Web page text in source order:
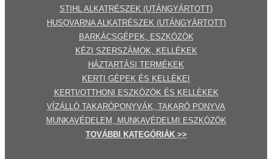
STIHL ALKATRÉSZEK (UTÁNGYÁRTOTT)
HUSQVARNA ALKATRÉSZEK (UTÁNGYÁRTOTT)
BARKÁCSGÉP EK
ESZKÖZÖK
KÉZI SZERSZÁMOK, KELLÉKEK
HÁZTARTÁSI TERMÉKEK
KERTI GÉPE K ÉS KELLÉKEI
KERTI/OTTHONI ESZKÖZÖK ÉS KELLÉKEK
VÍZÁLLÓ TAKARÓPONYVÁK, TAKARÓ PONYVA
MUNKAVÉDELEM, MUNKAVÉDELMI ESZKÖZÖK
TOVÁBBI
KATEGÓRI ÁK >>